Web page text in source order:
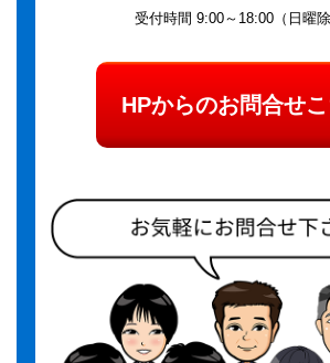
受付時間 9:00～18:00（日曜除
HPからのお問合せ